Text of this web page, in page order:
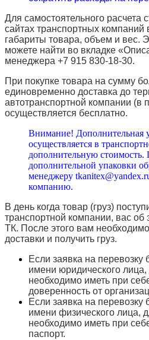
Для самостоятельного расчета
сайтах транспортных компаний
габариты товара, объем и вес.
можете найти во вкладке
менеджера +7 915 830-18-30.
При покупке товара на сумму
единовременно доставка до
автотранспортной компании (в
осуществляется бесплатно.
Внимание! Дополнительная
осуществляется в
дополнительную стоимость.
дополнительной упаковки
менеджеру
компанию.
В день когда товар (груз)
транспортной компании, вас
ТК. После этого вам необходимо
доставки и получить груз.
Если заявка на
имени юридического
необходимо иметь при
доверенность от
Если заявка на
имени физического лица,
необходимо иметь при
паспорт.